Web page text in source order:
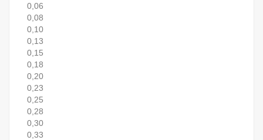
0,06
0,08
0,10
0,13
0,15
0,18
0,20
0,23
0,25
0,28
0,30
0,33